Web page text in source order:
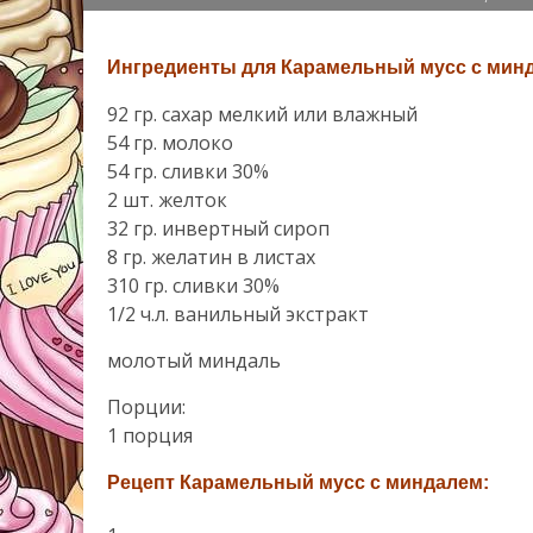
Ингредиенты для Карамельный мусс с
92 гр. сахар мелкий или влажный
54 гр. молоко
54 гр. сливки 30%
2 шт. желток
32 гр. инвертный сироп
8 гр. желатин в листах
310 гр. сливки 30%
1/2 ч.л. ванильный экстракт
молотый миндаль
Порции:
1 порция
Рецепт Карамельный мусс с миндалем: